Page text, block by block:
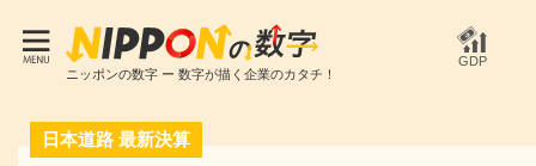
ニッポンの数字 ー 数字が描く企業のカタチ！
GDP
日本道路 最新決算